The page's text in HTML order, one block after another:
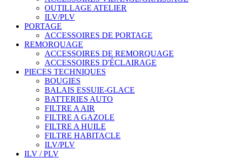
OUTILLAGE ATELIER
ILV/PLV
PORTAGE
ACCESSOIRES DE PORTAGE
REMORQUAGE
ACCESSOIRES DE REMORQUAGE
ACCESSOIRES D'ÉCLAIRAGE
PIECES TECHNIQUES
BOUGIES
BALAIS ESSUIE-GLACE
BATTERIES AUTO
FILTRE A AIR
FILTRE A GAZOLE
FILTRE A HUILE
FILTRE HABITACLE
ILV/PLV
ILV / PLV